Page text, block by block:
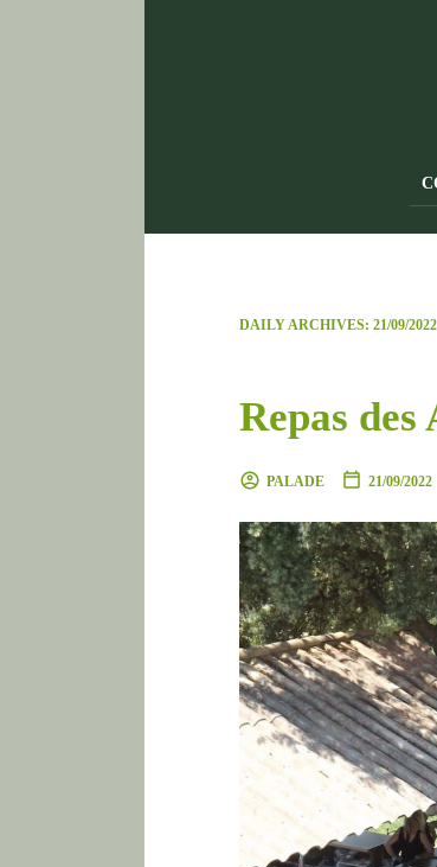
DAILY ARCHIVES: 21/09/2022
Repas
PALADE 21/09/2022